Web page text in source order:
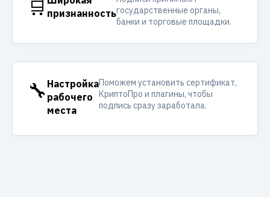
🛒признанностьгосударственные органы,
банки и торговые площадки.
🔧 Настройка
рабочего
места
Поможем установить сертификат,
КриптоПро и плагины, чтобы
подпись сразу заработала.